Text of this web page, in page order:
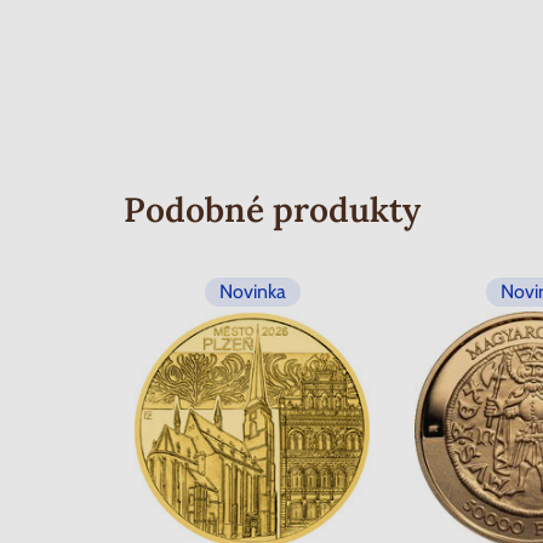
Podobné produkty
Novinka